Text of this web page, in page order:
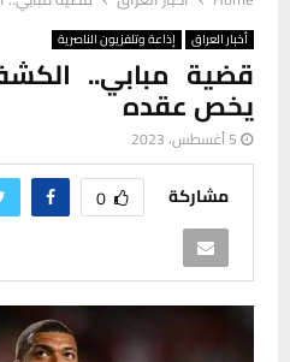
أخبار العراق إذاعة وتلفزيون الناصرية
قضية مبابي..
يخص عقده
5 أغسطس، 2023
مشاركة 0